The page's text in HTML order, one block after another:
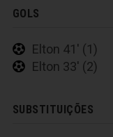
GOLS
Elton 41' (1)
Elton 33' (2)
SUBSTITUIÇÕES